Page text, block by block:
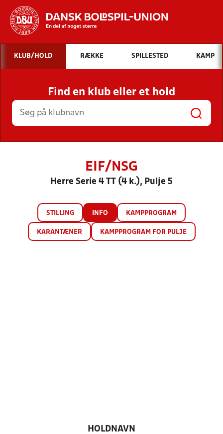
Hvad vil du søge efter?
INDHOLD OG NYHEDER
STILLINGER, RESULTATER, KLUBBER OG
HOLD
KLUB/HOLD RÆKKE SPILLESTED KAMP
Find en klub eller et hold
EIF/NSG
Herre Serie 4 TT (4 k.), Pulje 5
STILLING INFO KAMPPROGRAM
KARANTÆNER KAMPPROGRAM FOR PULJE
HOLDNAVN